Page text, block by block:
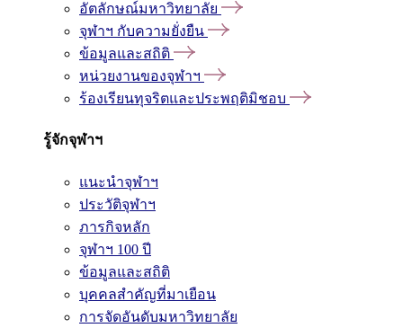
อัตลักษณ์มหาวิทยาลัย
จุฬาฯ กับความยั่งยืน
ข้อมูลและสถิติ
หน่วยงานของจุฬาฯ
ร้องเรียนทุจริตและประพฤติมิชอบ
รู้จักจุฬาฯ
แนะนำจุฬาฯ
ประวัติจุฬาฯ
ภารกิจหลัก
จุฬาฯ 100 ปี
ข้อมูลและสถิติ
บุคคลสำคัญที่มาเยือน
การจัดอันดับมหาวิทยาลัย